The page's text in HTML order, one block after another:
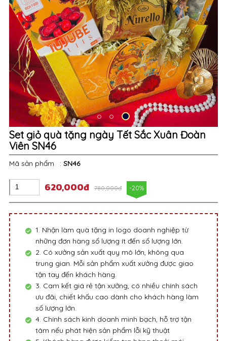
Set giỏ quà tặng ngày Tết Sắc Xuân Đoàn
Viên SN46
Mã sản phẩm : SN46
620,000đ 780,000đ -20%
1. Nhận làm quà tặng in logo doanh nghiệp từ
những đơn hàng số lượng ít đến số lượng lớn.
2. Có xưởng sản xuất quy mô lớn, không qua
trung gian. Mỗi sản phẩm xuất xưởng được giao
tận tay đến khách hàng.
3. Cam kết giá rẻ tận xưởng, có nhiều chính sách
ưu đãi, chiết khấu cao dành cho khách hàng làm
số lượng lớn.
4. Chính sách kinh doanh minh bạch, hỗ trợ tận
tâm nếu phát hiện sản phẩm lỗi kỹ thuật